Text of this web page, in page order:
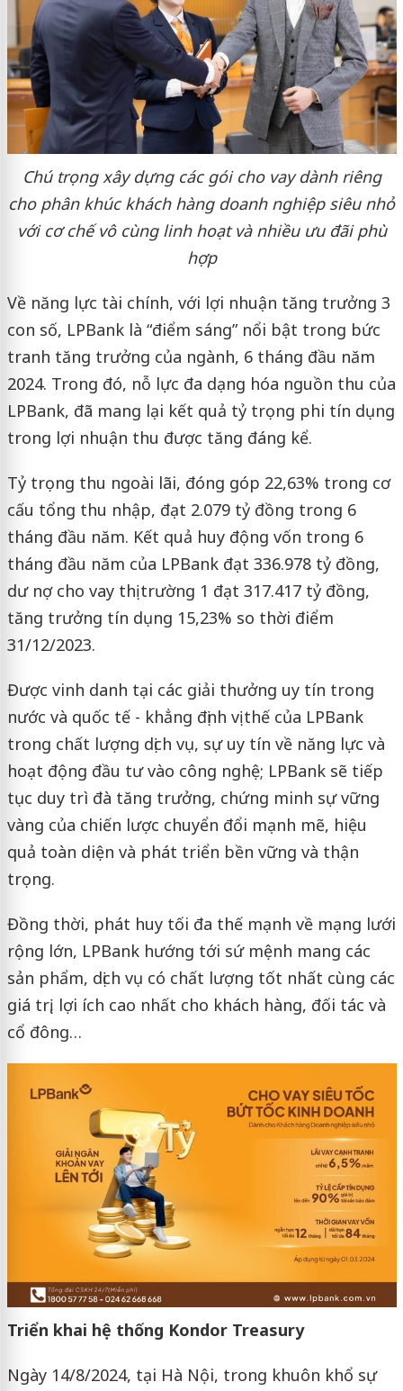
Chú trọng xây dựng các gói cho vay dành riêng
cho phân khúc khách hàng doanh nghiệp siêu nhỏ
với cơ chế vô cùng linh hoạt và nhiều ưu đãi phù
hợp
Về năng lực tài chính, với lợi nhuận tăng trưởng 3
con số, LPBank là “điểm sáng” nổi bật trong bức
tranh tăng trưởng của ngành, 6 tháng đầu năm
2024. Trong đó, nỗ lực đa dạng hóa nguồn thu của
LPBank, đã mang lại kết quả tỷ trọng phi tín dụng
trong lợi nhuận thu được tăng đáng kể.
Tỷ trọng thu ngoài lãi, đóng góp 22,63% trong cơ
cấu tổng thu nhập, đạt 2.079 tỷ đồng trong 6
tháng đầu năm. Kết quả huy động vốn trong 6
tháng đầu năm của LPBank đạt 336.978 tỷ đồng,
dư nợ cho vay thị trường 1 đạt 317.417 tỷ đồng,
tăng trưởng tín dụng 15,23% so thời điểm
31/12/2023.
Được vinh danh tại các giải thưởng uy tín trong
nước và quốc tế - khẳng định vị thế của LPBank
trong chất lượng dịch vụ, sự uy tín về năng lực và
hoạt động đầu tư vào công nghệ; LPBank sẽ tiếp
tục duy trì đà tăng trưởng, chứng minh sự vững
vàng của chiến lược chuyển đổi mạnh mẽ, hiệu
quả toàn diện và phát triển bền vững và thận
trọng.
Đồng thời, phát huy tối đa thế mạnh về mạng lưới
rộng lớn, LPBank hướng tới sứ mệnh mang các
sản phẩm, dịch vụ có chất lượng tốt nhất cùng các
giá trị, lợi ích cao nhất cho khách hàng, đối tác và
cổ đông…
Triển khai hệ thống Kondor Treasury
Ngày 14/8/2024, tại Hà Nội, trong khuôn khổ sự